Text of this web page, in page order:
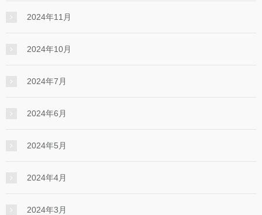
2024年11月
2024年10月
2024年7月
2024年6月
2024年5月
2024年4月
2024年3月